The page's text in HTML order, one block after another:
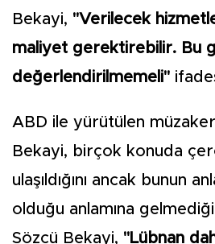
Bekayi, "Verilecek
maliyet gerektirebilir. Bu
değerlendirilmemeli"
ABD ile yürütülen
Bekayi, birçok konuda
ulaşıldığını ancak bunun
olduğu anlamına
Sözcü Bekayi, "Lübnan